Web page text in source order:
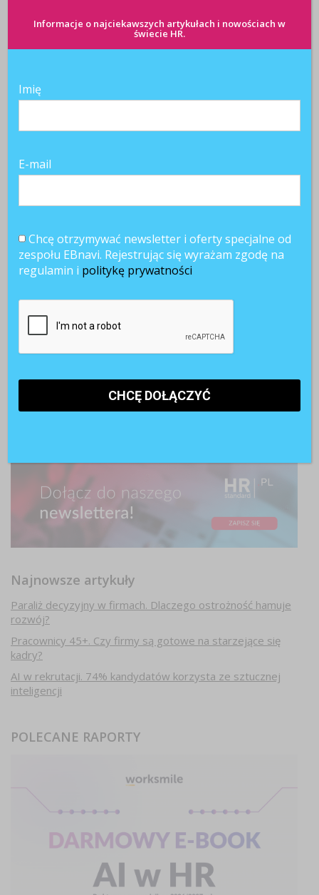
Najnowsze artykuły
Paraliż decyzyjny w firmach. Dlaczego ostrożność hamuje
rozwój?
Pracownicy 45+. Czy firmy są gotowe na starzejące się
kadry?
AI w rekrutacji. 74% kandydatów korzysta ze sztucznej
inteligencji
POLECANE RAPORTY
Informacje o najciekawszych artykułach i nowościach w
świecie HR.
Imię
E-mail
Chcę otrzymywać newsletter i oferty specjalne od
zespołu EBnavi. Rejestrując się wyrażam zgodę na
regulamin i politykę prywatności